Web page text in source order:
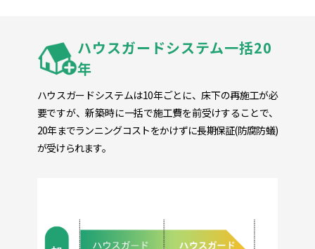
ハウスガードシステム一括20
年
ハウスガードシステムは10年ごとに、床下の再施工が必
要ですが、新築時に一括で施工費を前受けすることで、
20年までランニングコストをかけずに長期保証(防腐防蟻)
が受けられます。